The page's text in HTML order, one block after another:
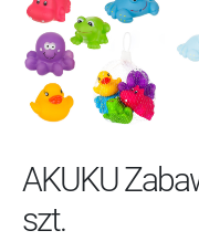
AKUKU
szt.